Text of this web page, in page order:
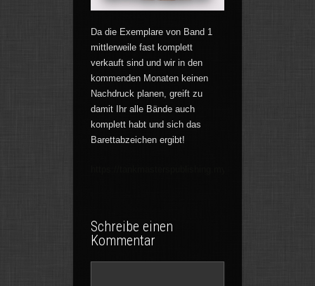
Da die Exemplare von Band 1
mittlerweile fast komplett
verkauft sind und wir in den
kommenden Monaten keinen
Nachdruck planen, greift zu
damit Ihr alle Bände auch
komplett habt und sich das
Barettabzeichen ergibt!
Schreibe einen
Kommentar